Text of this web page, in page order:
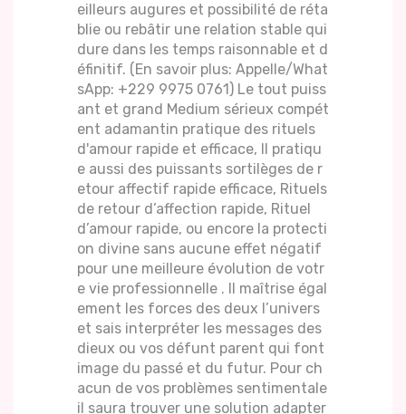
eilleurs augures et possibilité de réta
blie ou rebâtir une relation stable qui
dure dans les temps raisonnable et d
éfinitif. (En savoir plus: Appelle/What
sApp: +229 9975 0761) Le tout puiss
ant et grand Medium sérieux compét
ent adamantin pratique des rituels
d'amour rapide et efficace, Il pratiqu
e aussi des puissants sortilèges de r
etour affectif rapide efficace, Rituels
de retour d’affection rapide, Rituel
d’amour rapide, ou encore la protecti
on divine sans aucune effet négatif
pour une meilleure évolution de votr
e vie professionnelle . Il maîtrise égal
ement les forces des deux l’univers
et sais interpréter les messages des
dieux ou vos défunt parent qui font
image du passé et du futur. Pour ch
acun de vos problèmes sentimentale
il saura trouver une solution adapter